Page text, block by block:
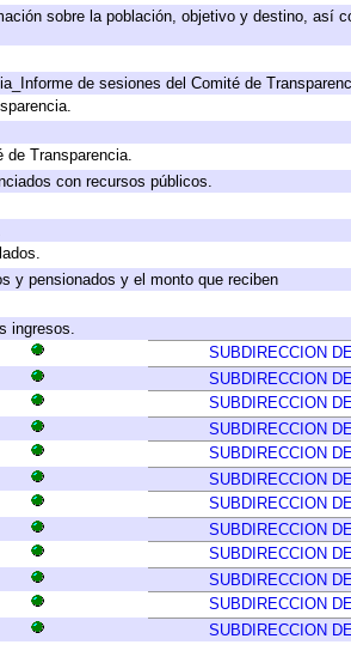
sobre la población, objetivo y destino, así
de sesiones del Comité de
de Transparencia.
con recursos públicos.
y pensionados y el monto que reciben
ingresos.
SUBDIRECCION
SUBDIRECCION
SUBDIRECCION
SUBDIRECCION
SUBDIRECCION
SUBDIRECCION
SUBDIRECCION
SUBDIRECCION
SUBDIRECCION
SUBDIRECCION
SUBDIRECCION
SUBDIRECCION